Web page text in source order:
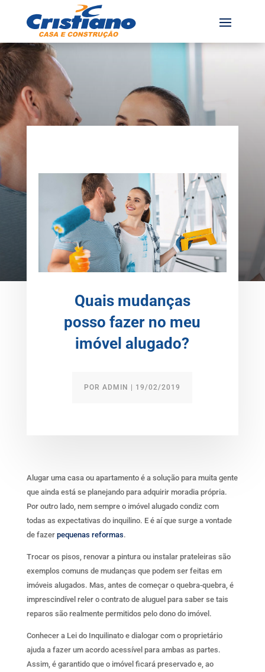
Quais mudanças
posso fazer no meu
imóvel alugado?
PORADMIN | 19/02/2019
Alugar uma casa ou apartamento é a solução para muita gente
que ainda está se planejando para adquirir moradia própria.
Por outro lado, nem sempre o imóvel alugado condiz com
todas as expectativas do inquilino. E é aí que surge a vontade
de fazer pequenas reformas.
Trocar os pisos, renovar a pintura ou instalar prateleiras são
exemplos comuns de mudanças que podem ser feitas em
imóveis alugados. Mas, antes de começar o quebra-quebra, é
imprescindível reler o contrato de aluguel para saber se tais
reparos são realmente permitidos pelo dono do imóvel.
Conhecer a Lei do Inquilinato e dialogar com o proprietário
ajuda a fazer um acordo acessível para ambas as partes.
Assim, é garantido que o imóvel ficará preservado e, ao